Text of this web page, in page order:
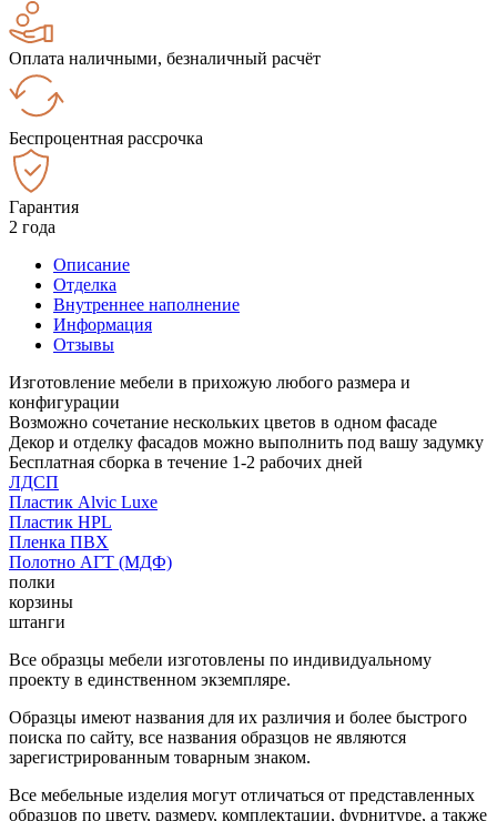
Оплата наличными, безналичный расчёт
Беспроцентная рассрочка
Гарантия
2 года
Описание
Отделка
Внутреннее наполнение
Информация
Отзывы
Изготовление мебели в прихожую любого размера и
конфигурации
Возможно сочетание нескольких цветов в одном фасаде
Декор и отделку фасадов можно выполнить под вашу задумку
Бесплатная сборка в течение 1-2 рабочих дней
ЛДСП
Пластик Alvic Luxe
Пластик HPL
Пленка ПВХ
Полотно АГТ (МДФ)
полки
корзины
штанги
Все образцы мебели изготовлены по индивидуальному
проекту в единственном экземпляре.
Образцы имеют названия для их различия и более быстрого
поиска по сайту, все названия образцов не являются
зарегистрированным товарным знаком.
Все мебельные изделия могут отличаться от представленных
образцов по цвету, размеру, комплектации, фурнитуре, а также